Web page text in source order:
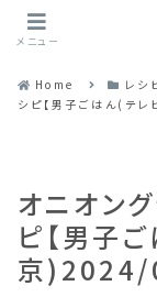
Home レ
シピ【男子ごはん(テ
オニオン
ピ【男子
京)2024/
メニュー